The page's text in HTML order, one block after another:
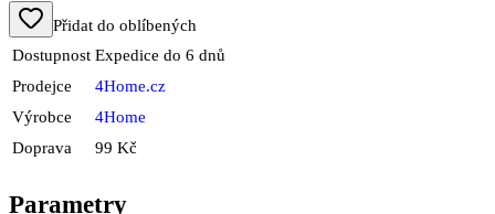
Přidat do oblíbených
Dostupnost Expedice do 6 dnů
Prodejce
4Home.cz
Výrobce
4Home
Doprava
99 Kč
Parametry